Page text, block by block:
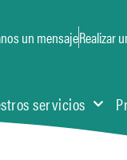
un mensajeRealizar
servicios
Contacte con